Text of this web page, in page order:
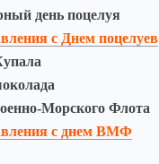
день поцелуя
с Днем поцелуев
Морского Флота
с днем ВМФ